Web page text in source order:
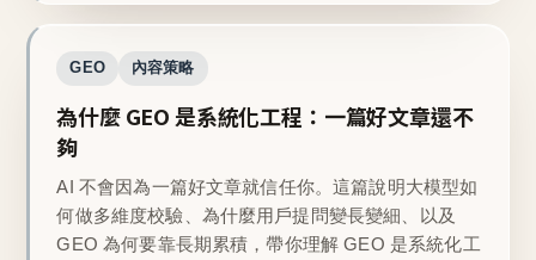
GEO 內容策略
為什麼 GEO 是系統化工程：一篇好文章還不
夠
AI 不會因為一篇好文章就信任你。這篇說明大模型如
何做多維度校驗、為什麼用戶提問變長變細、以及
GEO 為何要靠長期累積，帶你理解 GEO 是系統化工